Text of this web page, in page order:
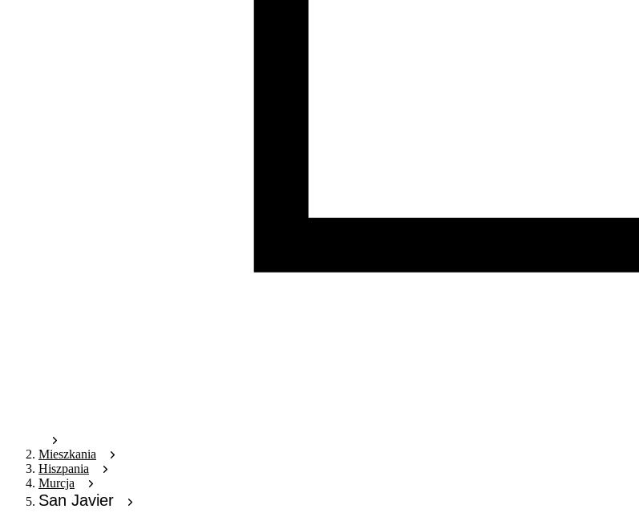
Mieszkania
Hiszpania
Murcja
San Javier